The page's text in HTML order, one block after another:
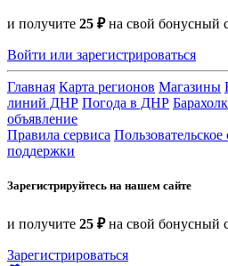
и получите 25 ₽на свой бонусный
Войти или зарегистрироваться
Главная Карта регионов Магазины
линий ДНР Погода в ДНР
объявление
Правила сервиса
поддержки
Зарегистрируйтесь на нашем сайте
и получите 25 ₽на свой бонусный
Зарегистрироваться